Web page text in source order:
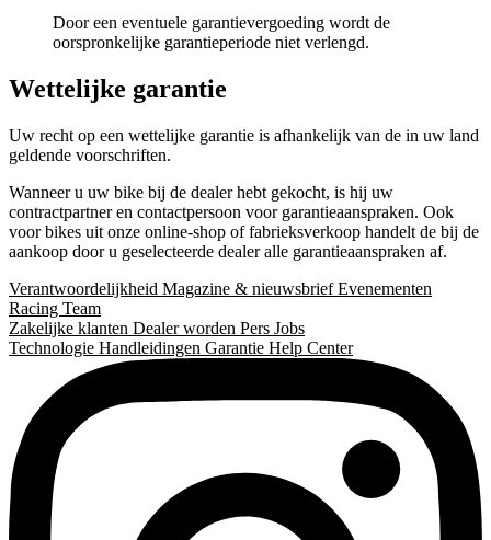
Door een eventuele garantievergoeding wordt de
oorspronkelijke garantieperiode niet verlengd.
Wettelijke garantie
Uw recht op een wettelijke garantie is afhankelijk van de in uw land
geldende voorschriften.
Wanneer u uw bike bij de dealer hebt gekocht, is hij uw
contractpartner en contactpersoon voor garantieaanspraken. Ook
voor bikes uit onze online-shop of fabrieksverkoop handelt de bij de
aankoop door u geselecteerde dealer alle garantieaanspraken af.
Verantwoordelijkheid Magazine & nieuwsbriefEvenementen
Racing Team
Zakelijke klanten Dealer worden Pers Jobs
Technologie Handleidingen Garantie Help Center